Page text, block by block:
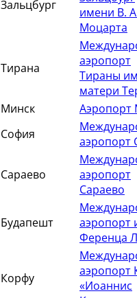
Зальцбург
имени В.
Моцарта
Тирана
аэропорт
Тираны
матери
Минск
Аэропорт
София
аэропорт
Сараево
аэропорт
Сараево
Будапешт
аэропорт
Ференца
Корфу
аэропорт
«Иоаннис